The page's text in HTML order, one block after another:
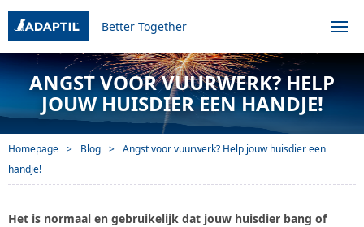
Better Together
ANGST VOOR VUURWERK? HELP
JOUW HUISDIER EEN HANDJE!
Homepage Blog
Angst voor vuurwerk? Help jouw huisdier een
handje!
Het is normaal en gebruikelijk dat jouw huisdier bang of